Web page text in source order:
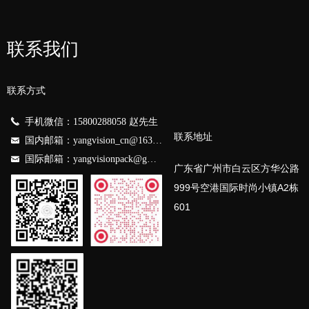
联系我们
联系方式
끅 手机微信：15800288058 赵先生
낂 国内邮箱：yangvision_cn@163.com 联系地址
广东省广州市白云区方华公路
999号空港国际时尚小镇A2栋
601
낂 国际邮箱：yangvisionpack@gmail.com